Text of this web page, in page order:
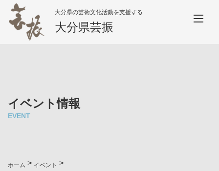
大分県の芸術文化活動を支援する
大分県芸振
イベント情報
EVENT
ホーム > イベント >